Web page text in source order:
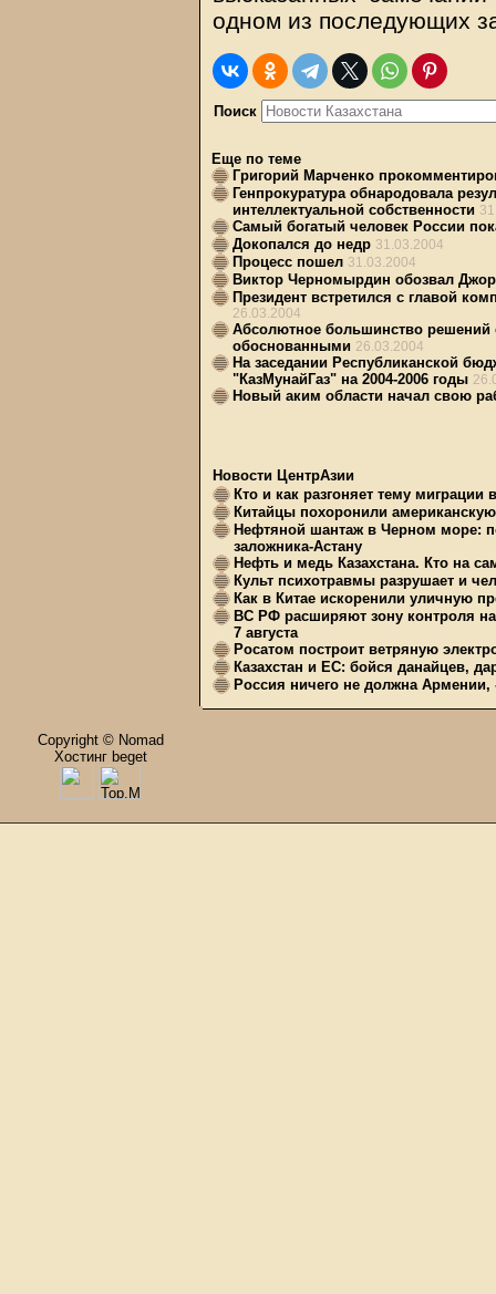
одном из последующих
Поиск
Еще по теме
Григорий Марченко
Генпрокуратура обнародовала
интеллектуальной собственности
Самый богатый человек России
Докопался до недр 31.03.2004
Процесс пошел 31.03.2004
Виктор Черномырдин обозвал
Президент встретился с главой
26.03.2004
Абсолютное большинство решений
обоснованными 26.03.2004
На заседании Республиканской
"КазМунайГаз" на 2004-2006 годы
Новый аким области начал свою
Новости ЦентрАзии
Кто и как разгоняет тему миграции
Китайцы похоронили
Нефтяной шантаж в Черном море:
заложника-Астану
Нефть и медь Казахстана. Кто на
Культ психотравмы разрушает и
Как в Китае искоренили уличную
ВС РФ расширяют зону контроля на
7 августа
Росатом построит ветряную
Казахстан и ЕС: бойся данайцев,
Россия ничего не должна Армении,
Copyright © Nomad
Хостинг beget